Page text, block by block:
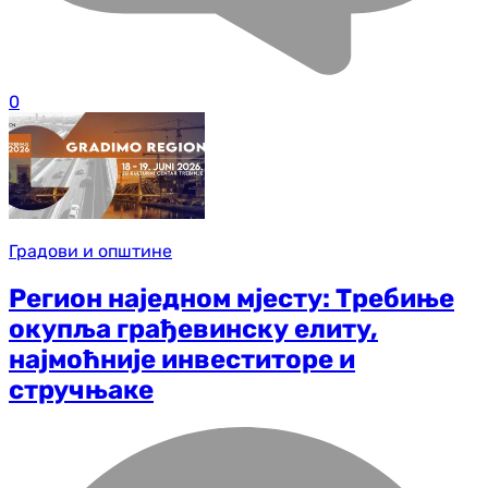
0
Градови и општине
Регион наједном мјесту: Требиње
окупља грађевинску елиту,
најмоћније инвеститоре и
стручњаке